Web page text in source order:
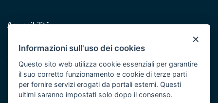
×
Informazioni sull'uso dei cookies
Questo sito web utilizza cookie essenziali per garantire
il suo corretto funzionamento e cookie di terze parti
per fornire servizi erogati da portali esterni. Questi
ultimi saranno impostati solo dopo il consenso.
Accessibilità
Redazione
Responsabili pubblicazione